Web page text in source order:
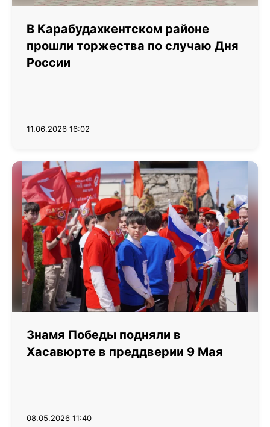
В Карабудахкентском районе
прошли торжества по случаю Дня
России
11.06.2026 16:02
Знамя Победы подняли в
Хасавюрте в преддверии 9 Мая
08.05.2026 11:40